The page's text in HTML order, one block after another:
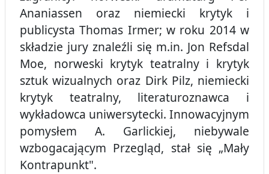
Ananiassen oraz niemiecki krytyk i
publicysta Thomas Irmer; w roku 2014 w
składzie jury znaleźli się m.in. Jon Refsdal
Moe, norweski krytyk teatralny i krytyk
sztuk wizualnych oraz Dirk Pilz, niemiecki
krytyk teatralny, literaturoznawca i
wykładowca uniwersytecki. Innowacyjnym
pomysłem A. Garlickiej, niebywale
wzbogacającym Przegląd, stał się „Mały
Kontrapunkt".